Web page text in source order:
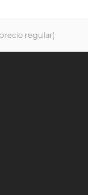
regular)